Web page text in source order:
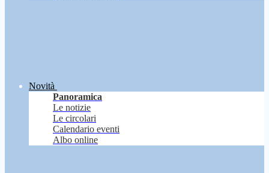
Novità
Panoramica
Le notizie
Le circolari
Calendario eventi
Albo online